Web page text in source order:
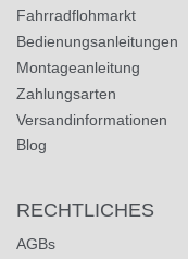
Fahrradflohmarkt
Bedienungsanleitungen
Montageanleitung
Zahlungsarten
Versandinformationen
Blog
RECHTLICHES
AGBs